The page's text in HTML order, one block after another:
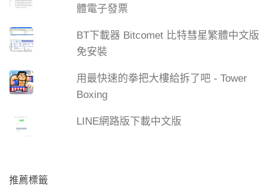
體電子發票
BT下載器 Bitcomet 比特彗星繁體中文版
免安裝
用最快速的拳把大樓給拆了吧 - Tower
Boxing
LINE網路版下載中文版
推薦標籤